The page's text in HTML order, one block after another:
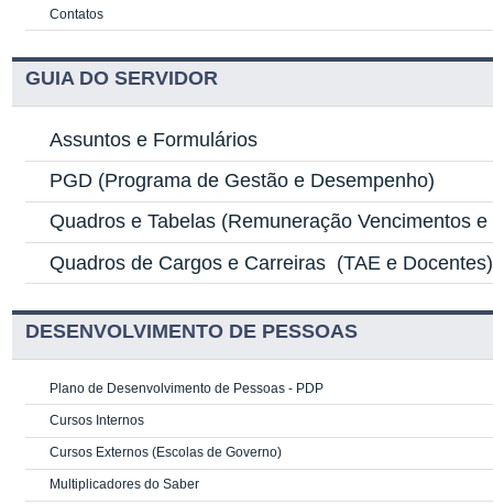
Contatos
GUIA DO SERVIDOR
Assuntos e Formulários
PGD (Programa de Gestão e Desempenho)
Quadros e Tabelas (Remuneração Vencimentos
Quadros de Cargos e Carreiras (TAE e Docentes)
DESENVOLVIMENTO DE PESSOAS
Plano de Desenvolvimento de Pessoas - PDP
Cursos Internos
Cursos Externos (Escolas de Governo)
Multiplicadores do Saber